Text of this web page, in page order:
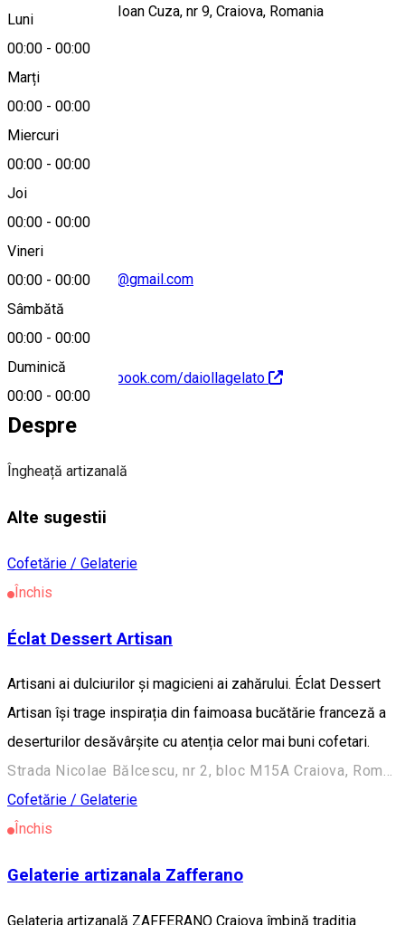
Luni
00:00 - 00:00
Marți
00:00 - 00:00
Miercuri
00:00 - 00:00
Joi
00:00 - 00:00
Vineri
00:00 - 00:00
Sâmbătă
00:00 - 00:00
Duminică
00:00 - 00:00
Strada Alexandru Ioan Cuza, nr 9, Craiova, Romania
Hartă
office.exclusivice@gmail.com
https://www.facebook.com/daiollagelato
Despre
Îngheață artizanală
Alte sugestii
Cofetărie / Gelaterie
Închis
Éclat Dessert Artisan
Artisani ai dulciurilor și magicieni ai zahărului. Éclat Dessert
Artisan își trage inspirația din faimoasa bucătărie franceză a
deserturilor desăvârșite cu atenția celor mai buni cofetari.
Strada Nicolae Bălcescu, nr 2, bloc M15A Craiova, Romania
Cofetărie / Gelaterie
Închis
Gelaterie artizanala Zafferano
Gelateria artizanală ZAFFERANO Craiova îmbină tradiția